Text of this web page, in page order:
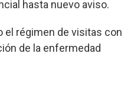
hasta nuevo aviso.
el régimen de visitas con
de la enfermedad